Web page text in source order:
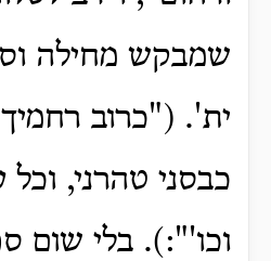
שמבקש מחילה
ית'. ("כרוב
כבסני טהרני, וכל
וכו'":). בלי שום